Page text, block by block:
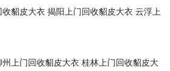
貂皮大衣 揭阳上门回收貂皮大衣 云浮上
州上门回收貂皮大衣 桂林上门回收貂皮大